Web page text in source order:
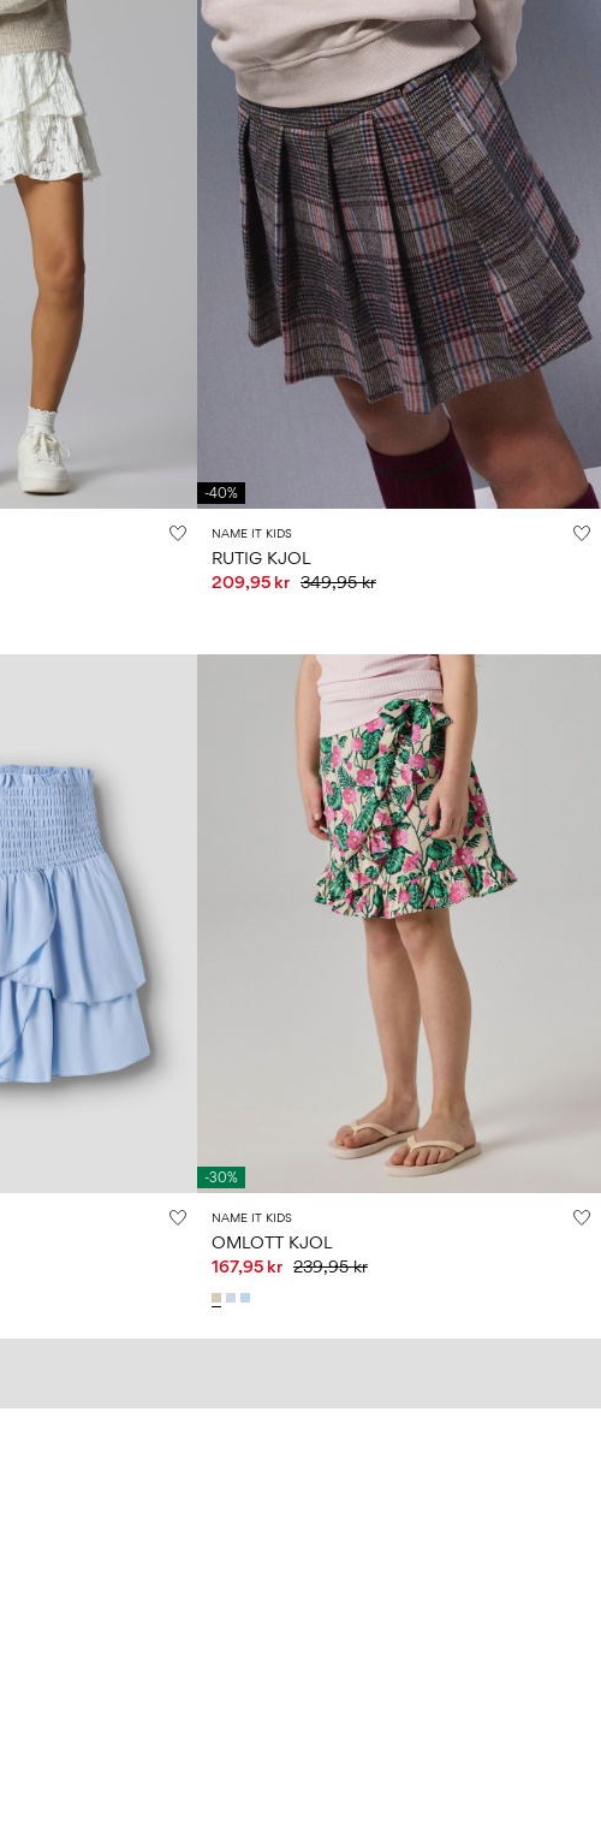
-40%
NAME IT KIDS
RUTIG KJOL
209,95 kr 349,95 kr
-30%
NAME IT KIDS
OMLOTT KJOL
167,95 kr 239,95 kr